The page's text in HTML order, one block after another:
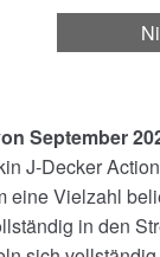
September
J-Decker
eine Vielzahl
in den